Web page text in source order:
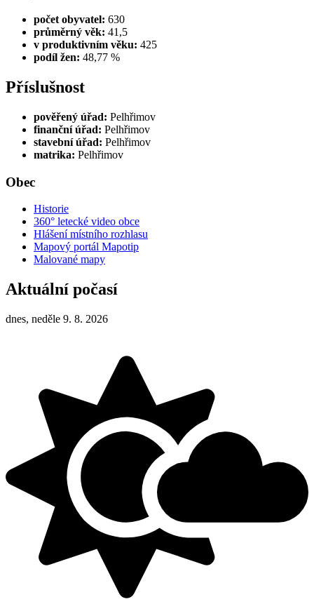
počet obyvatel: 630
průměrný věk: 41,5
v produktivním věku: 425
podíl žen: 48,77 %
Příslušnost
pověřený úřad: Pelhřimov
finanční úřad: Pelhřimov
stavební úřad: Pelhřimov
matrika: Pelhřimov
Obec
Historie
360° letecké video obce
Hlášení místního rozhlasu
Mapový portál Mapotip
Malované mapy
Aktuální počasí
dnes, neděle 9. 8. 2026